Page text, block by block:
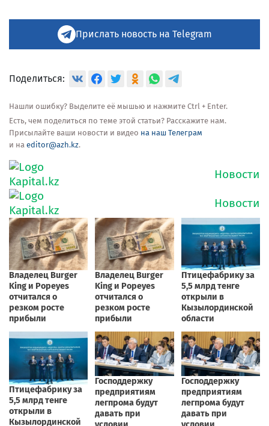
Прислать новость на Telegram
Поделиться:
Нашли ошибку? Выделите её мышью и нажмите Ctrl + Enter.
Есть, чем поделиться по теме этой статьи? Расскажите нам.
Присылайте ваши новости и видео на наш Телеграм
и на editor@azh.kz.